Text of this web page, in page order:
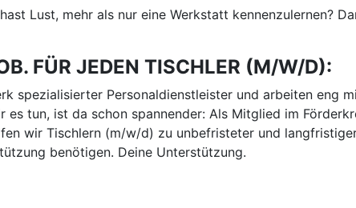
Lust, mehr als nur eine Werkstatt kennenzulernen?
FÜR JEDEN TISCHLER (M/W/D):
spezialisierter Personaldienstleister und arbeiten eng
tun, ist da schon spannender: Als Mitglied im
wir Tischlern (m/w/d) zu unbefristeter und
benötigen. Deine Unterstützung.